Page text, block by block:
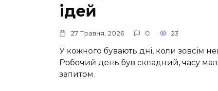
ідей
27 Травня, 2026 0 23
У кожного бувають дні, коли зовсім
Робочий день був складний, часу
запитом.